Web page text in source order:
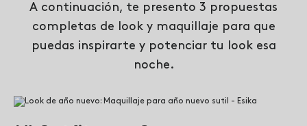
A continuación, te presento 3 propuestas
completas de look y maquillaje para que
puedas inspirarte y potenciar tu look esa
noche.